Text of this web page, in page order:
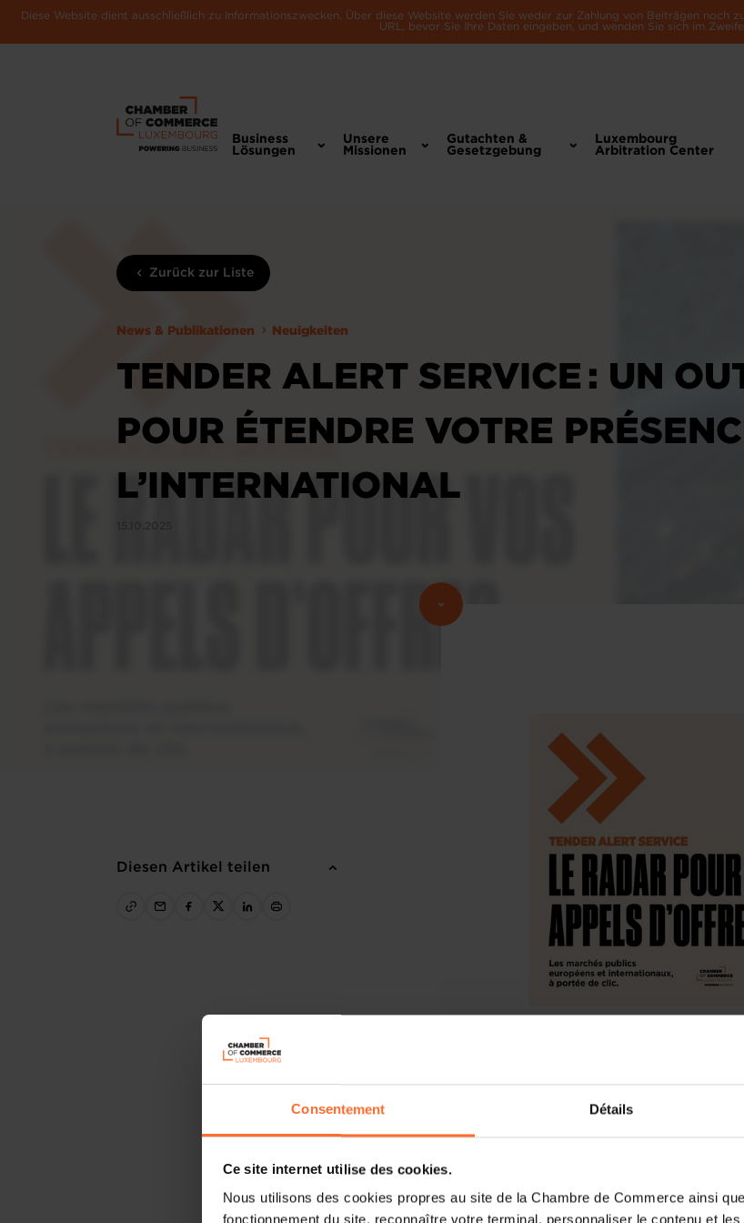
Consentement Détails
Ce site internet utilise des cookies.
Nous utilisons des cookies propres au site de la Chambre de Commerce ainsi
fonctionnement du site, reconnaître votre terminal, personnaliser le contenu et
Diese Website dient ausschließlich zu Informationszwecken. Über diese Website werden Sie weder zur Zahlung von Beiträgen
URL, bevor Sie Ihre Daten eingeben, und wenden Sie sich im
Business
Lösungen
Unsere
Missionen
Gutachten &
Gesetzgebung
Luxembourg
Arbitration Center
Zurück zur Liste
News & Publikationen Neuigkeiten
TENDER ALERT SERVICE : UN
POUR ÉTENDRE VOTRE
L’INTERNATIONAL
Diesen Artikel teilen
Les marchés publics
milliards d’euros chaque
côté de ces opportunités
La Chambre de Commerce
simplifier l’accès aux
Le radar pour vos appels